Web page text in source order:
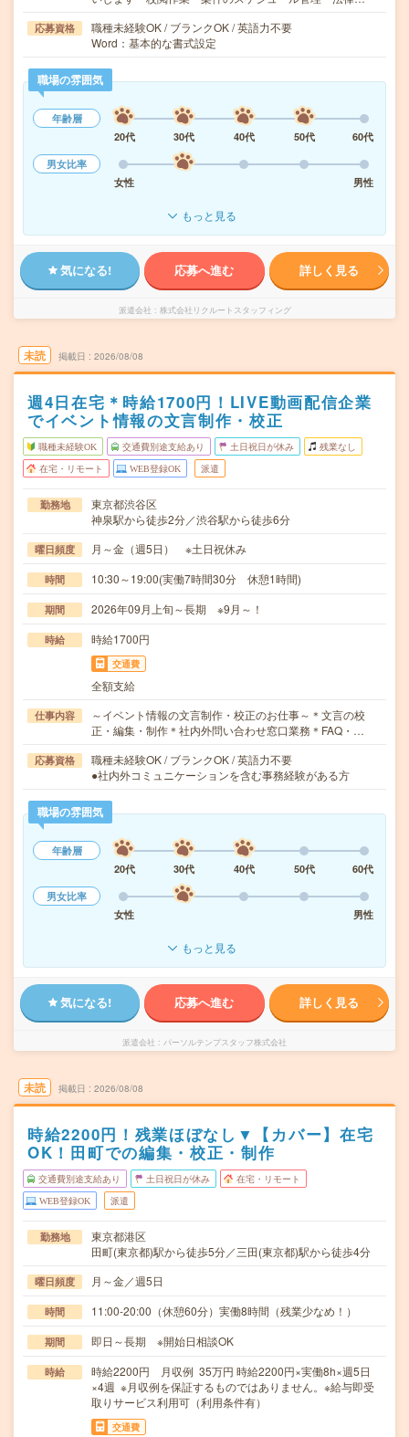
応募資格
職種未経験OK / ブランクOK / 英語力不要
Word：基本的な書式設定
職場の雰囲気
年齢層
20代
30代 40代 50代
60代
男女比率
女性
男性
もっと見る
気になる! 応募へ進む 詳しく見る
派遣会社 株式会社リクルートスタッフィング
未読 掲載日 2026/08/08
週4日在宅＊時給1700円！LIVE動画配信企業
でイベント情報の文言制作・校正
職種未経験OK 交通費別途支給あり 土日祝日が休み 残業なし
在宅・リモート WEB登録OK 派遣
勤務地
東京都渋谷区
神泉駅から徒歩2分／渋谷駅から徒歩6分
曜日頻度 月～金（週5日） ※土日祝休み
時間 10:30～19:00(実働7時間30分 休憩1時間)
期間 2026年09月上旬～長期 ※9月～！
時給 時給1700円
交通費
全額支給
仕事内容
～イベント情報の文言制作・校正のお仕事～＊文言の校
正・編集・制作＊社内外問い合わせ窓口業務＊FAQ・…
応募資格
職種未経験OK / ブランクOK / 英語力不要
●社内外コミュニケーションを含む事務経験がある方
職場の雰囲気
年齢層
20代
30代 40代 50代
60代
男女比率
女性
男性
もっと見る
気になる! 応募へ進む 詳しく見る
派遣会社 パーソルテンプスタッフ株式会社
未読 掲載日 2026/08/08
時給2200円！残業ほぼなし▼【カバー】在宅
OK！田町での編集・校正・制作
交通費別途支給あり 土日祝日が休み 在宅・リモート
WEB登録OK 派遣
勤務地
東京都港区
田町(東京都)駅から徒歩5分／三田(東京都)駅から徒歩4分
曜日頻度 月～金／週5日
時間 11:00-20:00（休憩60分）実働8時間（残業少なめ！）
期間 即日～長期 ※開始日相談OK
時給
時給2200円 月収例 35万円 時給2200円×実働8h×週5日
×4週 ※月収例を保証するものではありません。※給与即受
取りサービス利用可（利用条件有）
交通費